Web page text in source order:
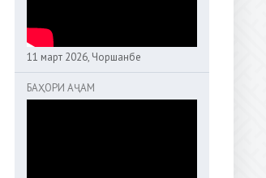
11 март 2026, Чоршанбе
БАҲОРИ АҶАМ